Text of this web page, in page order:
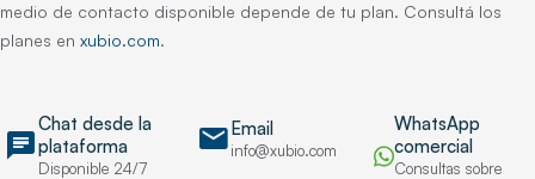
medio de contacto disponible depende de tu plan. Consultá los
planes en xubio.com.
chat
Chat desde la
plataforma
Disponible 24/7
mailEmail
info@xubio.com
WhatsApp
comercial
Consultas sobre